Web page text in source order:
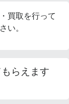
買取を行って
い。
らえます